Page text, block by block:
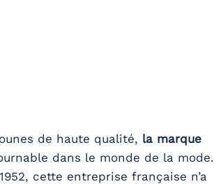
de haute qualité, la marque
dans le monde de la mode.
cette entreprise française n’a